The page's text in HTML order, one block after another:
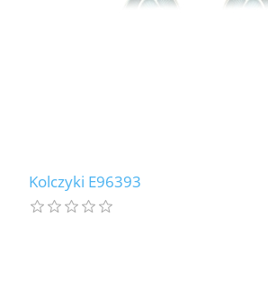
Kolczyki E96393